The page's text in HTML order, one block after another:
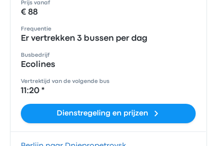
Prijs vanaf
€ 88
Frequentie
Er vertrekken 3 bussen per dag
Busbedrijf
Ecolines
Vertrektijd van de volgende bus
11:20 *
Dienstregeling en prijzen